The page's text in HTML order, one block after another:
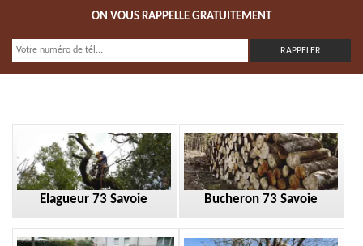
ON VOUS RAPPELLE GRATUITEMENT
Elagueur 73 Savoie Bucheron 73 Savoie